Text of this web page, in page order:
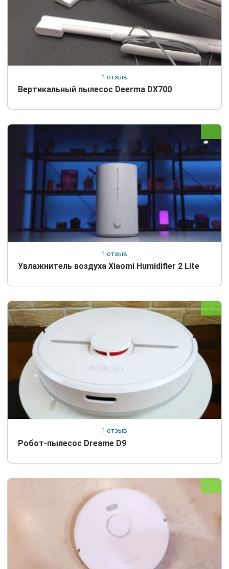
1 отзыв
Вертикальный пылесос Deerma DX700
1 отзыв
Увлажнитель воздуха Xiaomi Humidifier 2 Lite
1 отзыв
Робот-пылесос Dreame D9